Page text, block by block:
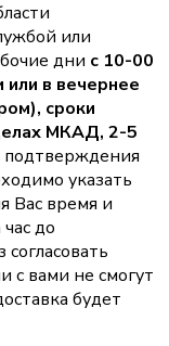
или
дни с 10-00
в вечернее
сроки
МКАД, 2-5
подтверждения
указать
Вас время и
до
с вами не смогут
будет